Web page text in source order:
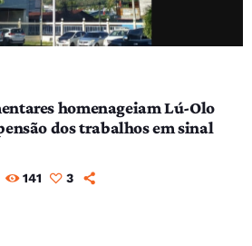
homenageiam Lú-Olo
dos trabalhos em sinal
141 3